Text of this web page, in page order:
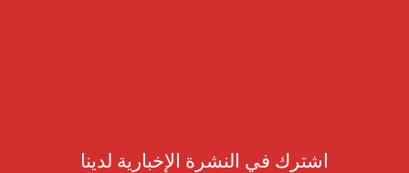
اشترك في النشرة الإخبارية لدينا